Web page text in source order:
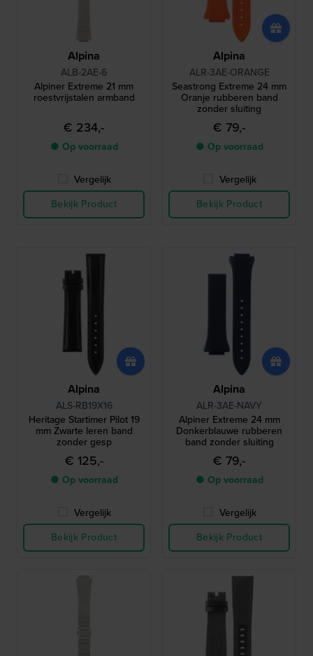
Alpina
ALB-2AE-6
Alpiner Extreme 21 mm
roestvrijstalen armband
€ 234,-
● Op voorraad
Vergelijk
Bekijk Product
Alpina
ALR-3AE-ORANGE
Seastrong Extreme 24 mm
Oranje rubberen band
zonder sluiting
€ 79,-
● Op voorraad
Vergelijk
Bekijk Product
Alpina
ALS-RB19X16
Heritage Startimer Pilot 19
mm Zwarte leren band
zonder gesp
€ 125,-
● Op voorraad
Vergelijk
Bekijk Product
Alpina
ALR-3AE-NAVY
Alpiner Extreme 24 mm
Donkerblauwe rubberen
band zonder sluiting
€ 79,-
● Op voorraad
Vergelijk
Bekijk Product